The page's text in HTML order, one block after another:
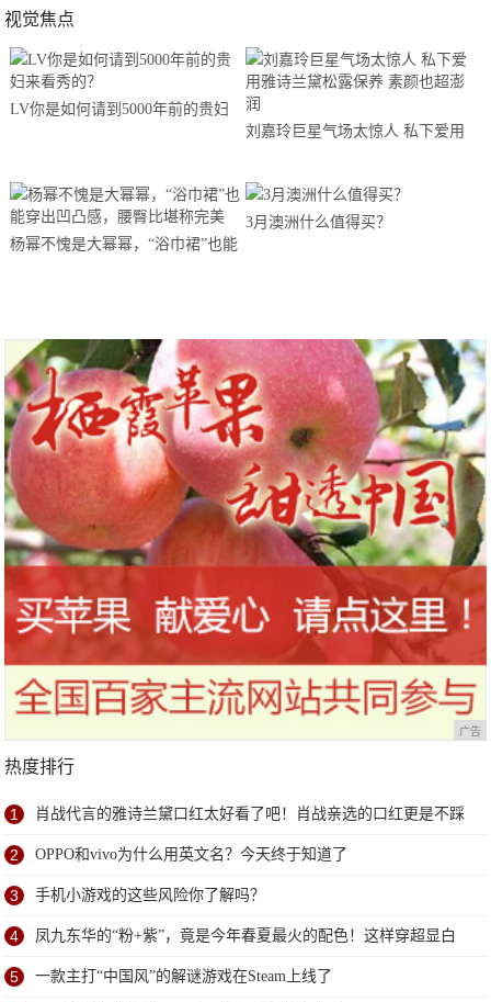
视觉焦点
LV你是如何请到5000年前的贵妇
刘嘉玲巨星气场太惊人 私下爱用
杨幂不愧是大幂幂，“浴巾裙”也能
3月澳洲什么值得买？
广告
热度排行
1 肖战代言的雅诗兰黛口红太好看了吧！肖战亲选的口红更是不踩
雷
2 OPPO和vivo为什么用英文名？今天终于知道了
3 手机小游戏的这些风险你了解吗？
4 凤九东华的“粉+紫”，竟是今年春夏最火的配色！这样穿超显白
5 一款主打“中国风”的解谜游戏在Steam上线了